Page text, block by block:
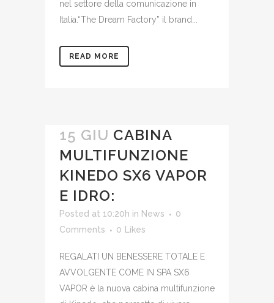
nel settore della comunicazione in
Italia.“The Dream Factory” il brand...
READ MORE
15 GIU CABINA
MULTIFUNZIONE
KINEDO SX6 VAPOR
E IDRO:
Posted at 10:20h in News
0
Comments
0 Likes
REGALATI UN BENESSERE TOTALE E
AVVOLGENTE COME IN SPA SX6
VAPOR è la nuova cabina multifunzione